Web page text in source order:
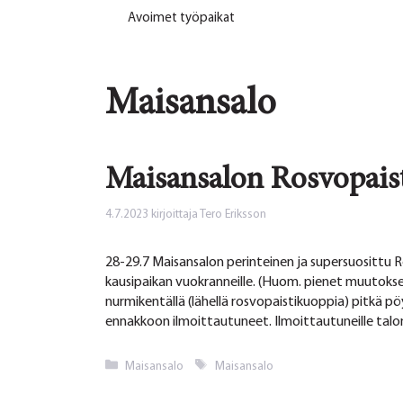
Avoimet työpaikat
Maisansalo
Maisansalon
4.7.2023 kirjoittaja Tero Eriksson
28-29.7 Maisansalon perinteinen ja
kausipaikan vuokranneille. (Huom. pienet
nurmikentällä (lähellä rosvopaistikuoppia) pitkä
ennakkoon ilmoittautuneet. Ilmoittautuneille talon
Kategoriat
Maisansalo Avainsanat
Maisansalo